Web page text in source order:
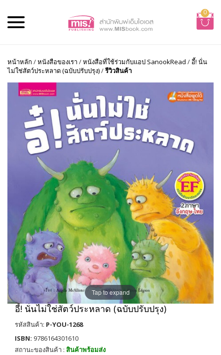
0
หน้าหลัก /หนังสือของเรา /หนังสือที่ใช้ร่วมกับแอป SanookRead / อี้! นั่น
ไม่ใช่สัตว์ประหลาด (ฉบับปรับปรุง)/รีวิวสินค้า
Tap to expand
อี้! นั่นไม่ใช่สัตว์ประหลาด (ฉบับปรับปรุง)
รหัสสินค้า: P-YOU-1268
ISBN: 9786164301610
สถานะของสินค้า : สินค้าพร้อมส่ง